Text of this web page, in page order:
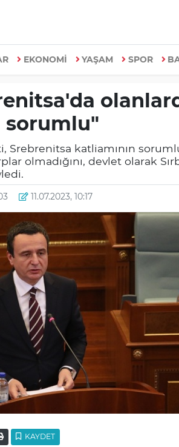
EKONOMİ YAŞAM SPOR
sorumlu"
Srebrenitsa katliamının
olmadığını, devlet olarak
11.07.2023, 10:17
KAYDET